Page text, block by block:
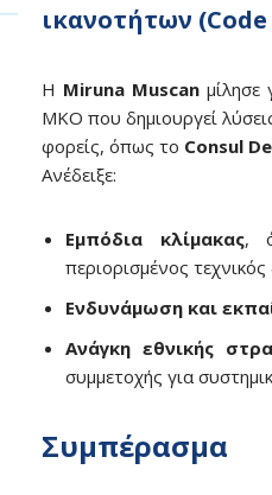
ικανοτήτων
Η Miruna Muscanμίλησε
ΜΚΟ που δημιουργεί
φορείς, όπως το Consul
Ανέδειξε:
Εμπόδια κλίμακας,
περιορισμένος
Ενδυνάμωση και
Ανάγκη εθνικής
συμμετοχής για
Συμπέρασμα